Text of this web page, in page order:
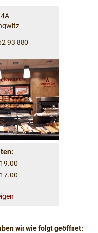
93 880
wir wie folgt geöffnet: